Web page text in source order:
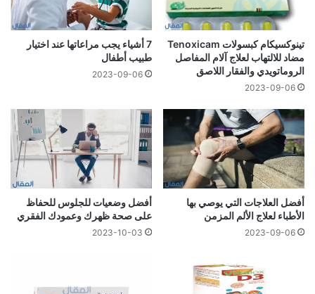
تينوكسيكام كبسولات Tenoxicam
مضاد للالتهاب لعلاج آلام المفاصل
الروماتويدي والفقار اللاصق
2023-09-06
7 أشياء يجب مراعاتها عند اختيار
طبيب أطفال
2023-09-06
أفضل العلاجات التي يوصي بها
الأطباء لعلاج الألم المزمن
2023-09-06
أفضل وضعيات للجلوس للحفاظ
على صحة ظهرك وعمودك الفقري
2023-10-03